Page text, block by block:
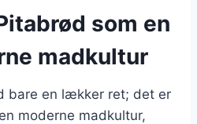
som en
madkultur
bare en lækker ret; det er
moderne madkultur,